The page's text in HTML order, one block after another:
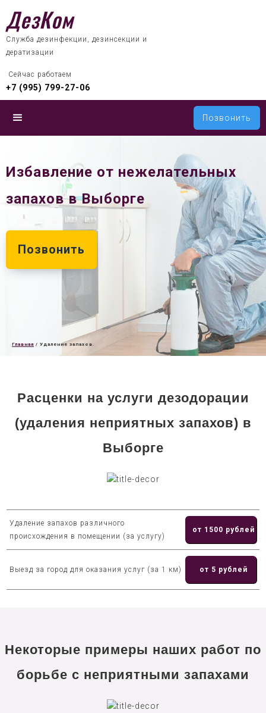
ДезКом
Служба дезинфекции, дезинсекции и
дератизации
Сейчас работаем
+7 (995) 799-27-06
Позвонить
Избавление от нежелательных
запахов в Выборге
Позвонить
Главная / Удаление запахов.
Расценки на услуги дезодорации
(удаления неприятных запахов) в
Выборге
Удаление запахов различного
происхождения в помещении (за услугу)
от 1500 рублей
Выезд за город для оказания услуг (за 1 км) от 5 рублей
Некоторые примеры наших работ по
борьбе с неприятными запахами